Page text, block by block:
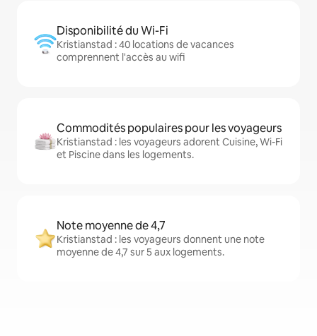
Disponibilité du Wi-Fi
Kristianstad : 40 locations de vacances
comprennent l'accès au wifi
Commodités populaires pour les voyageurs
Kristianstad : les voyageurs adorent Cuisine, Wi-Fi
et Piscine dans les logements.
Note moyenne de 4,7
Kristianstad : les voyageurs donnent une note
moyenne de 4,7 sur 5 aux logements.